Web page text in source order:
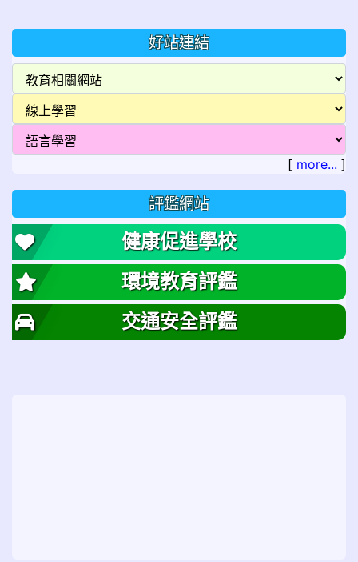
好站連結
[ more... ]
評鑑網站
健康促進學校
環境教育評鑑
交通安全評鑑